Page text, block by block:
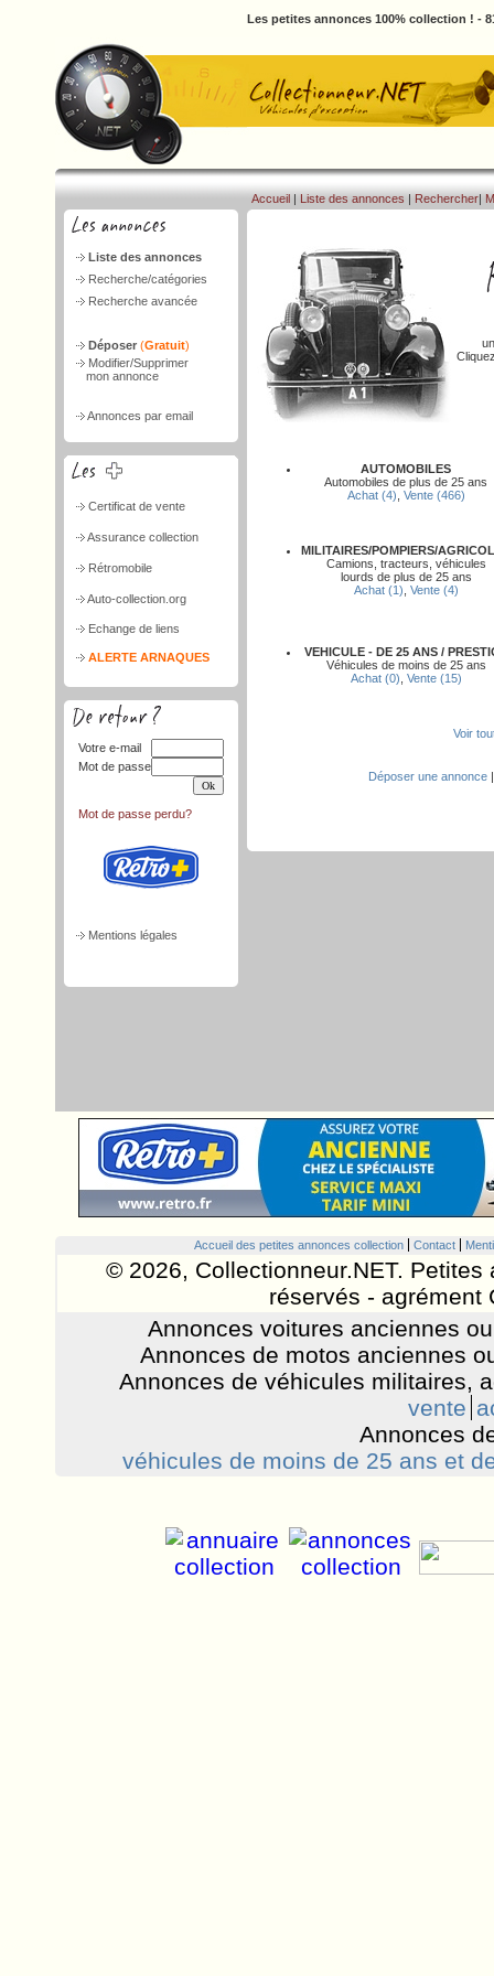
Les petites annonces 100% collection ! -
Liste des annonces
Recherche/catégories
Recherche avancée
Déposer (Gratuit)
Modifier/Supprimer
mon annonce
Annonces par email
Certificat de vente
Assurance collection
Rétromobile
Auto-collection.org
Echange de liens
ALERTE ARNAQUES
Votre e-mail
Mot de passe
Mot de passe perdu?
Mentions légales
Accueil | Liste des annonces | Rechercher|
AUTOMOBILES
Automobiles de plus de 25 ans
Achat (4) Vente (466)
MILITAIRES/POMPIERS/
Camions, tracteurs, véhicules
lourds de plus de 25 ans
Achat (1) Vente (4)
VEHICULE - DE 25 ANS /
Véhicules de moins de 25 ans
Achat (0) Vente (15)
Voir
Déposer une annonce
Accueil des petites annonces collection Contact
© 2026, Collectionneur.NET.
réservés - agrément
Annonces voitures anciennes
Annonces de motos anciennes
Annonces de véhicules militaires,
vente
Annonces
véhicules de moins de 25 ans et